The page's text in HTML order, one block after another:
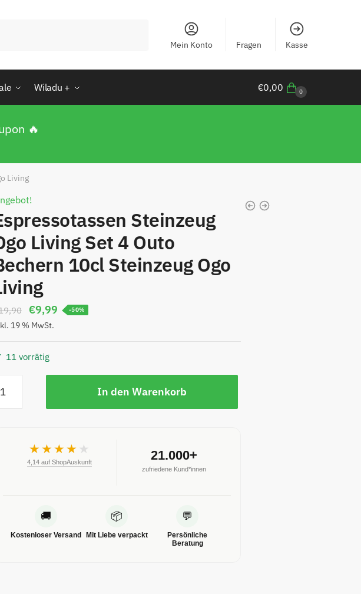
Mein Konto Fragen Kasse
Wiladu + €0,00 0
🔥
Living
Steinzeug
Living Set 4 Outo
10cl Steinzeug Ogo
€9,99 -50%
19 % MwSt.
11 vorrätig
In den Warenkorb
★★★★ ★
4,14 auf ShopAuskunft 21.000+
zufriedene Kund*innen
🚚
Kostenloser Versand
📦
Mit Liebe verpackt
💬
Persönliche
Beratung